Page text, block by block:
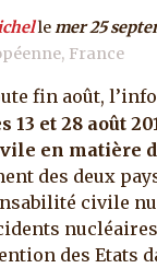
le mer 25
France
fin août,
13 et 28 août
en matière
des deux
civile
des Etats